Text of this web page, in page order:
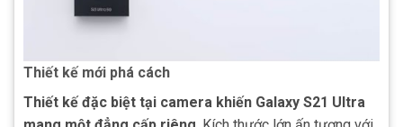
Thiết kế mới phá cách
Thiết kế đặc biệt tại camera khiến Galaxy S21 Ultra